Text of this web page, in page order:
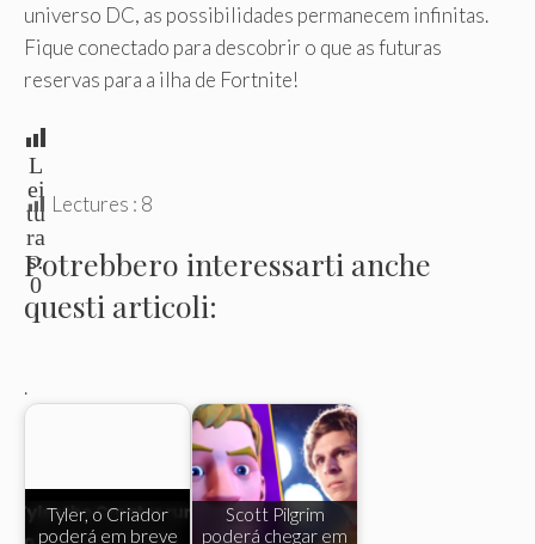
universo DC, as possibilidades permanecem infinitas.
Fique conectado para descobrir o que as futuras
reservas para a ilha de Fortnite!
L
ei
tu
ra
s:
0
Lectures : 8
Potrebbero interessarti anche
questi articoli:
.
Tyler, o Criador
poderá em breve
Scott Pilgrim
poderá chegar em